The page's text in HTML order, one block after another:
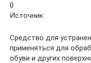
0
Источник:
Средство для
применяться для
обуви и других